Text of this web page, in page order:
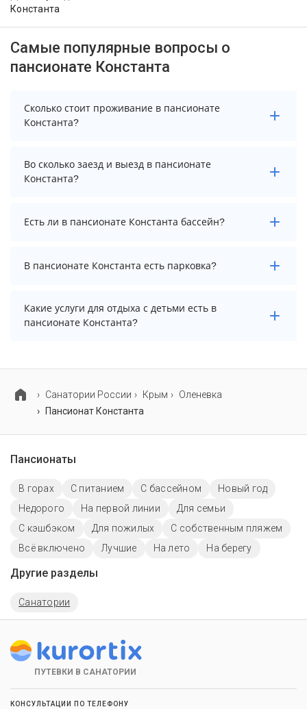
Константа
Самые популярные вопросы о
пансионате Константа
Сколько стоит проживание в пансионате
Константа?
Стоимость проживания в пансионате Константа
начинается от 1800 рублей. Чтобы увидеть
Во сколько заезд и выезд в пансионате
Константа?
Заезд возможен после 14:00, а выезд необходимо
Есть ли в пансионате Константа бассейн?
В пансионате Константа нет бассейна.
В пансионате Константа есть парковка?
В пансионате Константа есть парковка, уточните
информацию перед бронированием у менеджера,
Какие услуги для отдыха с детьми есть в
пансионате Константа?
Cанатории России
Крым
Оленевка
Пансионат Константа
Пансионаты
В горах С питанием C бассейном
Новый год
Недорого
На первой линии
Для семьи
С кэшбэком
Для пожилых
С собственным пляжем
Всё включено
Лучшие На лето На берегу
Другие разделы
Санатории
ПУТЕВКИ В САНАТОРИИ
КОНСУЛЬТАЦИИ ПО ТЕЛЕФОНУ